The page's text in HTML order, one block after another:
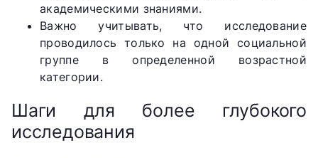
академическими знаниями.
Важно учитывать, что исследование
проводилось только на одной социальной
группе в определенной возрастной
категории.
Шаги для более глубокого
исследования